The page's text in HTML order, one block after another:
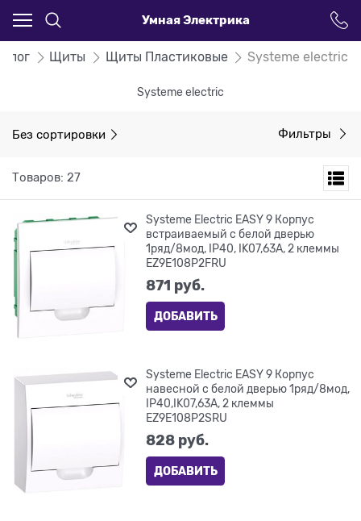
Умная Электрика
Щиты Щиты Пластиковые Systeme electric
Systeme electric
Без сортировки Фильтры
Товаров: 27
Systeme Electric EASY 9 Корпус
встраиваемый с белой дверью
1ряд/8мод, IP40, IK07,63А, 2 клеммы
EZ9E108P2FRU
871 руб.
ДОБАВИТЬ
Systeme Electric EASY 9 Корпус
навесной с белой дверью 1ряд/8мод,
IP40,IK07,63А, 2 клеммы
EZ9E108P2SRU
828 руб.
ДОБАВИТЬ